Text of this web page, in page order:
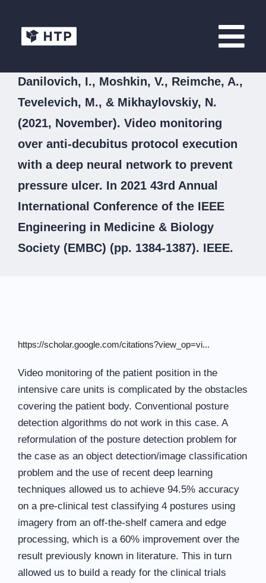
Danilovich, I., Moshkin, V., Reimche, A.,
Tevelevich, M., & Mikhaylovskiy, N.
(2021, November). Video monitoring
over anti-decubitus protocol execution
with a deep neural network to prevent
pressure ulcer. In 2021 43rd Annual
International Conference of the IEEE
Engineering in Medicine & Biology
Society (EMBC) (pp. 1384-1387). IEEE.
https://scholar.google.com/citations?view_op=vi...
Video monitoring of the patient position in the
intensive care units is complicated by the obstacles
covering the patient body. Conventional posture
detection algorithms do not work in this case. A
reformulation of the posture detection problem for
the case as an object detection/image classification
problem and the use of recent deep learning
techniques allowed us to achieve 94.5% accuracy
on a pre-clinical test classifying 4 postures using
imagery from an off-the-shelf camera and edge
processing, which is a 60% improvement over the
result previously known in literature. This in turn
allowed us to build a ready for the clinical trials